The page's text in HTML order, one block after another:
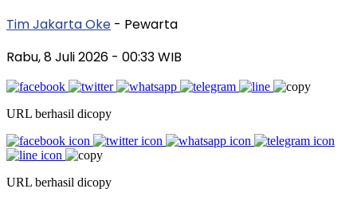
Tim Jakarta Oke - Pewarta
Rabu, 8 Juli 2026 - 00:33 WIB
URL berhasil dicopy
URL berhasil dicopy